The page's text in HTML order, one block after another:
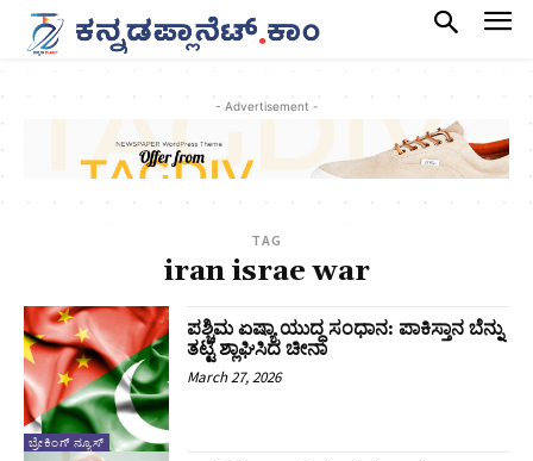
- Advertisement -
TAG
iran israe war
ಬ್ರೇಕಿಂಗ್ ನ್ಯೂಸ್
ಪಶ್ಚಿಮ ಏಷ್ಯಾ ಯುದ್ಧ ಸಂಧಾನ: ಪಾಕಿಸ್ತಾನ ಬೆನ್ನು
ತಟ್ಟಿ ಶ್ಲಾಘಿಸಿದ ಚೀನಾ
March 27, 2026